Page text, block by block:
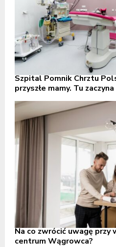
Szpital Pomnik Chrztu
przyszłe mamy. Tu zaczyna
Na co zwrócić uwagę przy
centrum Wągrowca?